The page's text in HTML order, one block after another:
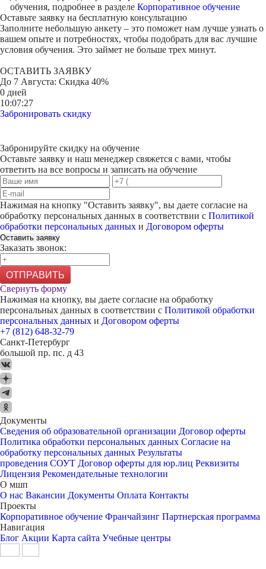
обучения, подробнее в разделе Корпоративное обучение
Оставьте заявку на бесплатную консультацию
Заполните небольшую анкету – это поможет нам лучше узнать о
вашем опыте и потребностях, чтобы подобрать для вас лучшие
условия обучения. Это займет не больше трех минут.
ОСТАВИТЬ ЗАЯВКУ
До 7 Августа: Скидка 40%
0 дней
10:07:27
Забронировать скидку
Забронируйте скидку на обучение
Оставьте заявку и наш менеджер свяжется с вами, чтобы
ответить на все вопросы и записать на обучение
Нажимая на кнопку "Оставить заявку", вы даете согласие на
обработку персональных данных в соответствии с Политикой
обработки персональных данных и Договором оферты
Оставить заявку
Заказать звонок:
ОТПРАВИТЬ
Свернуть форму
Нажимая на кнопку, вы даете согласие на обработку
персональных данных в соответствии с Политикой обработки
персональных данных и Договором оферты
+7 (812) 648-32-79
Санкт-Петербург
большой пр. пс. д 43
Документы
Сведения об образовательной организации Договор оферты
Политика обработки персональных данных Согласие на
обработку персональных данных Результаты
проведения СОУТ Договор оферты для юр.лиц Реквизиты
Лицензия Рекомендательные технологии
О мшп
О нас Вакансии Документы Оплата Контакты
Проекты
Корпоративное обучение Франчайзинг Партнерская программа
Навигация
Блог Акции Карта сайта Учебные центры